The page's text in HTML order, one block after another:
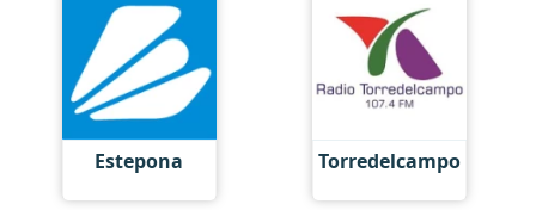
Estepona Torredelcampo